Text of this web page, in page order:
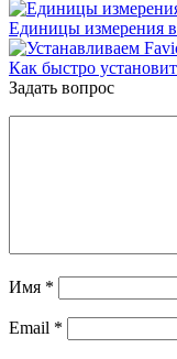
Единицы измерения
Как быстро
Задать вопрос
Имя *
Email *